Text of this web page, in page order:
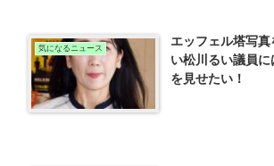
気になるニュース
エッフェル塔写
い松川るい議員
を見せたい！